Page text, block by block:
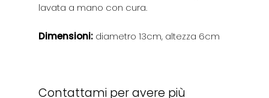
lavata a mano con cura.
Dimensioni: diametro 13cm, altezza 6cm
Contattami per avere più